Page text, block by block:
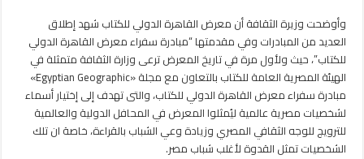
وأوضحت وزيرة الثقافة أن معرض القاهرة الدولي للكتاب شهد إطلاق
العديد من المبادرات وفي مقدمتها “مبادرة سفراء معرض القاهرة الدولي
للكتاب”، حيث ولأول مرة في تاريخ المعرض ترعى وزارة الثقافة متمثلة في
الهيئة المصرية العامة للكتاب بالتعاون مع مجلة «Egyptian Geographic»
مبادرة سفراء معرض القاهرة الدولي للكتاب، والتى تهدف إلى إختيار أسماء
لشخصيات مصرية عالمية ليُمثلوا المعرض في المحافل الدولية والعالمية
للترويج للوجه الثقافي المصري وزيادة وعي الشباب بالقراءة، خاصة ان تلك
الشخصيات تمثل القدوة لأغلب شباب مصر.